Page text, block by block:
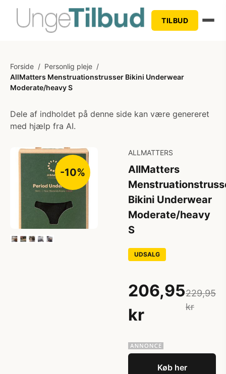
TILBUD
Forside / Personlig pleje /
AllMatters Menstruationstrusser Bikini Underwear
Moderate/heavy S
Dele af indholdet på denne side kan være genereret
med hjælp fra AI.
-10%
ALLMATTERS
AllMatters
Bikini Underwear
Moderate/heavy
S
UDSALG
206,95
kr
229,95
kr
Køb her